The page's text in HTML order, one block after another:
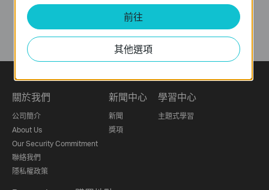
關於我們
公司簡介
About Us
Our Security Commitment
聯絡我們
隱私權政策
新聞中心
新聞
獎項
學習中心
主題式學習
前往
其他選項